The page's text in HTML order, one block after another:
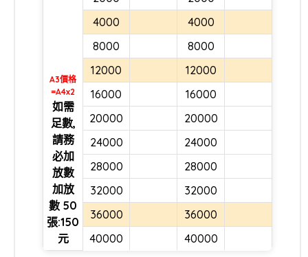
A3價格
=A4x2
如需
足數,
請務
必加
放數
加放
數 50
張:150
元
4000
4000
8000
8000
12000
12000
16000
16000
20000
20000
24000
24000
28000
28000
32000
32000
36000
36000
40000
40000